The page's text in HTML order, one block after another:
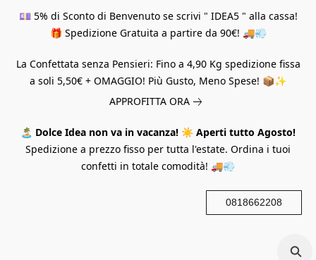
💷 5% di Sconto di Benvenuto se scrivi " IDEA5 " alla cassa!
🎁 Spedizione Gratuita a partire da 90€! 🚚💨
La Confettata senza Pensieri: Fino a 4,90 Kg spedizione fissa
a soli 5,50€ + OMAGGIO! Più Gusto, Meno Spese! 📦✨
APPROFITTA ORA
🏝️ Dolce Idea non va in vacanza! ☀️ Aperti tutto Agosto!
Spedizione a prezzo fisso per tutta l'estate. Ordina i tuoi
confetti in totale comodità! 🚚💨
0818662208